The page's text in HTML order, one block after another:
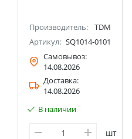
Производитель:
TDM
Артикул: SQ1014-0101
Самовывоз:
14.08.2026
Доставка:
14.08.2026
В наличии
шт